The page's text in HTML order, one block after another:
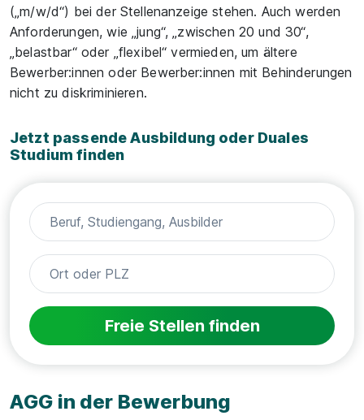
(„m/w/d“) bei der Stellenanzeige stehen. Auch werden
Anforderungen, wie „jung“, „zwischen 20 und 30“,
„belastbar“ oder „flexibel“ vermieden, um ältere
Bewerber:innen oder Bewerber:innen mit Behinderungen
nicht zu diskriminieren.
Jetzt passende Ausbildung oder Duales
Studium finden
Freie Stellen finden
AGG in der Bewerbung